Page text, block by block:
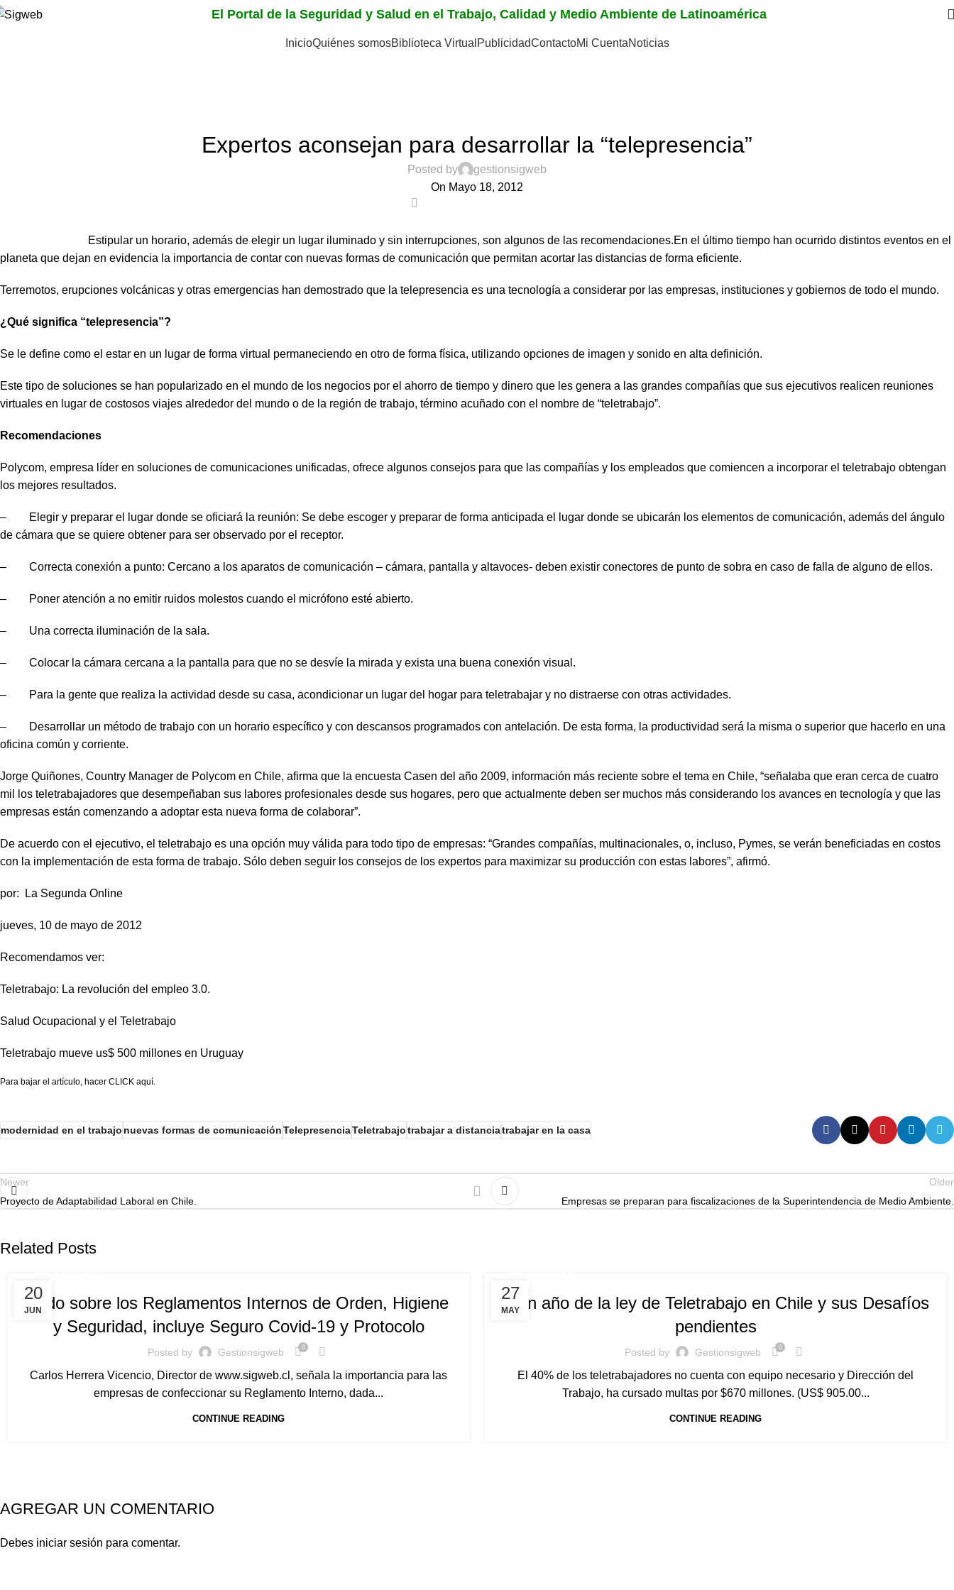
El Portal de la Seguridad y Salud en el Trabajo, Calidad y Medio Ambiente de Latinoamérica
InicioQuiénes somosBiblioteca Virtual PublicidadContactoMi CuentaNoticias
Expertos aconsejan para desarrollar la “telepresencia”
Posted by
gestionsigweb
On Mayo 18, 2012
Estipular un horario, además de elegir un lugar iluminado y sin interrupciones, son algunos de las recomendaciones.En el último tiempo han ocurrido distintos eventos en el
planeta que dejan en evidencia la importancia de contar con nuevas formas de comunicación que permitan acortar las distancias de forma eficiente.
Terremotos, erupciones volcánicas y otras emergencias han demostrado que la telepresencia es una tecnología a considerar por las empresas, instituciones y gobiernos de todo el mundo.
¿Qué significa “telepresencia”?
Se le define como el estar en un lugar de forma virtual permaneciendo en otro de forma física, utilizando opciones de imagen y sonido en alta definición.
Este tipo de soluciones se han popularizado en el mundo de los negocios por el ahorro de tiempo y dinero que les genera a las grandes compañías que sus ejecutivos realicen reuniones
virtuales en lugar de costosos viajes alrededor del mundo o de la región de trabajo, término acuñado con el nombre de “teletrabajo”.
Recomendaciones
Polycom, empresa líder en soluciones de comunicaciones unificadas, ofrece algunos consejos para que las compañías y los empleados que comiencen a incorporar el teletrabajo obtengan
los mejores resultados.
– Elegir y preparar el lugar donde se oficiará la reunión: Se debe escoger y preparar de forma anticipada el lugar donde se ubicarán los elementos de comunicación, además del ángulo
de cámara que se quiere obtener para ser observado por el receptor.
– Correcta conexión a punto: Cercano a los aparatos de comunicación – cámara, pantalla y altavoces- deben existir conectores de punto de sobra en caso de falla de alguno de ellos.
– Poner atención a no emitir ruidos molestos cuando el micrófono esté abierto.
– Una correcta iluminación de la sala.
– Colocar la cámara cercana a la pantalla para que no se desvíe la mirada y exista una buena conexión visual.
– Para la gente que realiza la actividad desde su casa, acondicionar un lugar del hogar para teletrabajar y no distraerse con otras actividades.
– Desarrollar un método de trabajo con un horario específico y con descansos programados con antelación. De esta forma, la productividad será la misma o superior que hacerlo en una
oficina común y corriente.
Jorge Quiñones, Country Manager de Polycom en Chile, afirma que la encuesta Casen del año 2009, información más reciente sobre el tema en Chile, “señalaba que eran cerca de cuatro
mil los teletrabajadores que desempeñaban sus labores profesionales desde sus hogares, pero que actualmente deben ser muchos más considerando los avances en tecnología y que las
empresas están comenzando a adoptar esta nueva forma de colaborar”.
De acuerdo con el ejecutivo, el teletrabajo es una opción muy válida para todo tipo de empresas: “Grandes compañías, multinacionales, o, incluso, Pymes, se verán beneficiadas en costos
con la implementación de esta forma de trabajo. Sólo deben seguir los consejos de los expertos para maximizar su producción con estas labores”, afirmó.
por: La Segunda Online
jueves, 10 de mayo de 2012
Recomendamos ver:
Teletrabajo: La revolución del empleo 3.0.
Salud Ocupacional y el Teletrabajo
Teletrabajo mueve us$ 500 millones en Uruguay
Para bajar el artículo, hacer CLICK aquí.
modernidad en el trabajonuevas formas de comunicaciónTelepresenciaTeletrabajotrabajar a distanciatrabajar en la casa
Newer
Proyecto de Adaptabilidad Laboral en Chile.
Older
Empresas se preparan para fiscalizaciones de la Superintendencia de Medio Ambiente.
Related Posts
20
JUN
Todo sobre los Reglamentos Internos de Orden, Higiene
y Seguridad, incluye Seguro Covid-19 y Protocolo
Posted by Gestionsigweb 0
Carlos Herrera Vicencio, Director de www.sigweb.cl, señala la importancia para las
empresas de confeccionar su Reglamento Interno, dada...
CONTINUE READING
27
MAY
A un año de la ley de Teletrabajo en Chile y sus Desafíos
pendientes
Posted by Gestionsigweb 0
El 40% de los teletrabajadores no cuenta con equipo necesario y Dirección del
Trabajo, ha cursado multas por $670 millones. (US$ 905.00...
CONTINUE READING
AGREGAR UN COMENTARIO
Debes iniciar sesión para comentar.